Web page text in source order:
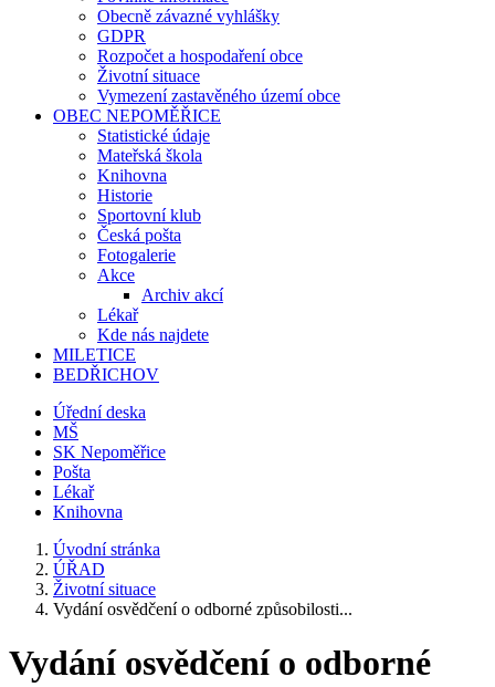
Obecně závazné vyhlášky
GDPR
Rozpočet a hospodaření obce
Životní situace
Vymezení zastavěného území obce
OBEC NEPOMĚŘICE
Statistické údaje
Mateřská škola
Knihovna
Historie
Sportovní klub
Česká pošta
Fotogalerie
Akce
Archiv akcí
Lékař
Kde nás najdete
MILETICE
BEDŘICHOV
Úřední deska
MŠ
SK Nepoměřice
Pošta
Lékař
Knihovna
Úvodní stránka
ÚŘAD
Životní situace
Vydání osvědčení o odborné způsobilosti...
Vydání osvědčení o odborné